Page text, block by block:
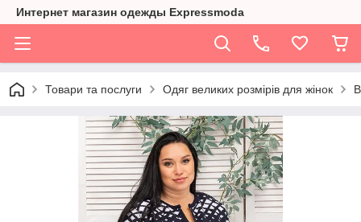
Интернет магазин одежды Expressmoda
Товари та послуги Одяг великих розмірів для жінок